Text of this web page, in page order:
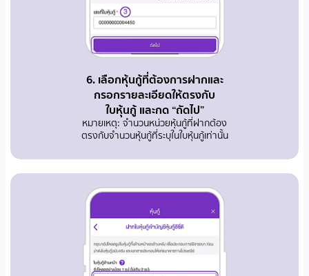
6. เลือกหุ้นกู้ที่ต้องการฝากและ
กรอกรายละเอียดให้ตรงกับ
ใบหุ้นกู้ และกด “ถัดไป”
หมายเหตุ: จำนวนหน่วยหุ้นกู้ที่ฝากต้อง
ตรงกับจำนวนหุ้นกู้ที่ระบุในใบหุ้นกู้เท่านั้น